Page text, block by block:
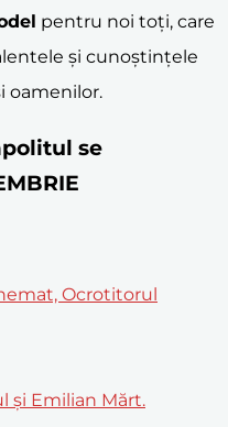
pentru noi toți, care
și cunoștințele
oamenilor.
se
Ocrotitorul
şi Emilian Mărt.